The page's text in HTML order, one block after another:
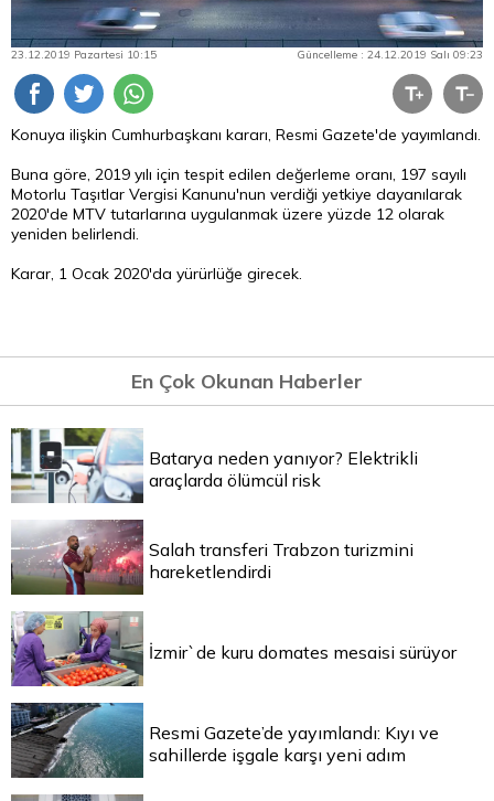
23.12.2019 Pazartesi 10:15 Güncelleme : 24.12.2019 Salı 09:23
Konuya ilişkin Cumhurbaşkanı kararı, Resmi Gazete'de yayımlandı.
Buna göre, 2019 yılı için tespit edilen değerleme oranı, 197 sayılı
Motorlu Taşıtlar Vergisi Kanunu'nun verdiği yetkiye dayanılarak
2020'de MTV tutarlarına uygulanmak üzere yüzde 12 olarak
yeniden belirlendi.
Karar, 1 Ocak 2020'da yürürlüğe girecek.
En Çok Okunan Haberler
Batarya neden yanıyor? Elektrikli
araçlarda ölümcül risk
Salah transferi Trabzon turizmini
hareketlendirdi
İzmir`de kuru domates mesaisi sürüyor
Resmi Gazete’de yayımlandı: Kıyı ve
sahillerde işgale karşı yeni adım